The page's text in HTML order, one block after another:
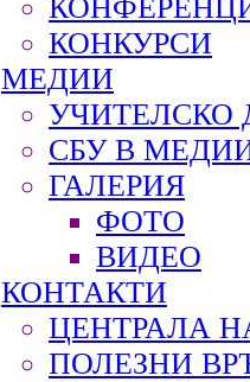
КОНКУРСИ
МЕДИИ
УЧИТЕЛСКО
СБУ В
ГАЛЕРИЯ
ФОТО
ВИДЕО
КОНТАКТИ
ЦЕНТРАЛА
ПОЛЕЗНИ